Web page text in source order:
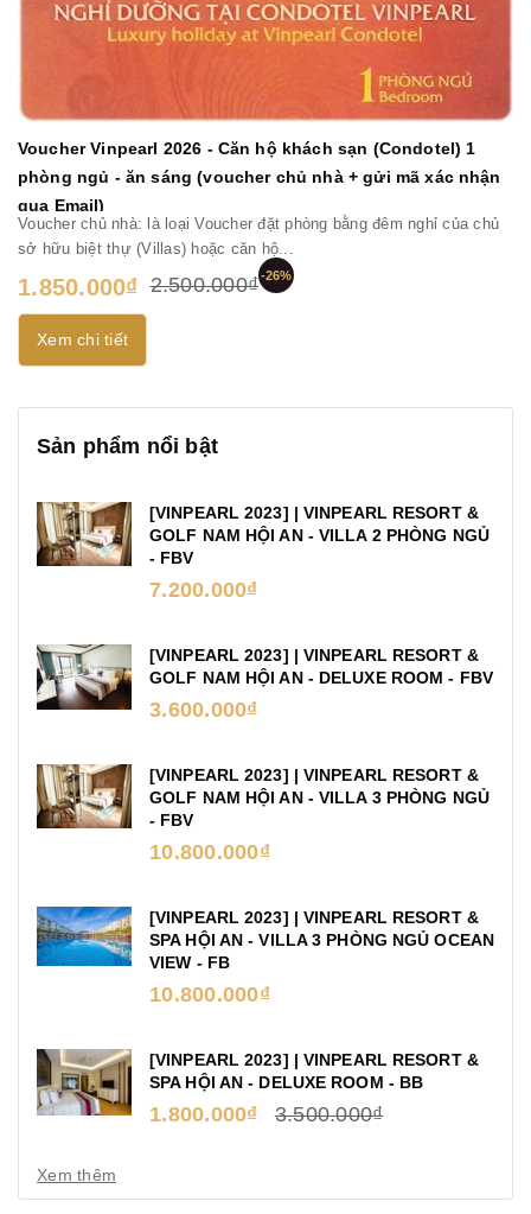
Voucher Vinpearl 2026 - Căn hộ khách sạn (Condotel) 1
phòng ngủ - ăn sáng (voucher chủ nhà + gửi mã xác nhận
qua Email)
Voucher chủ nhà: là loại Voucher đặt phòng bằng đêm nghỉ của chủ
sở hữu biệt thự (Villas) hoặc căn hộ...
1.850.000₫ 2.500.000₫-26%
Xem chi tiết
Sản phẩm nổi bật
[VINPEARL 2023] | VINPEARL RESORT &
GOLF NAM HỘI AN - VILLA 2 PHÒNG NGỦ
- FBV
7.200.000₫
[VINPEARL 2023] | VINPEARL RESORT &
GOLF NAM HỘI AN - DELUXE ROOM - FBV
3.600.000₫
[VINPEARL 2023] | VINPEARL RESORT &
GOLF NAM HỘI AN - VILLA 3 PHÒNG NGỦ
- FBV
10.800.000₫
[VINPEARL 2023] | VINPEARL RESORT &
SPA HỘI AN - VILLA 3 PHÒNG NGỦ OCEAN
VIEW - FB
10.800.000₫
[VINPEARL 2023] | VINPEARL RESORT &
SPA HỘI AN - DELUXE ROOM - BB
1.800.000₫ 3.500.000₫
Xem thêm